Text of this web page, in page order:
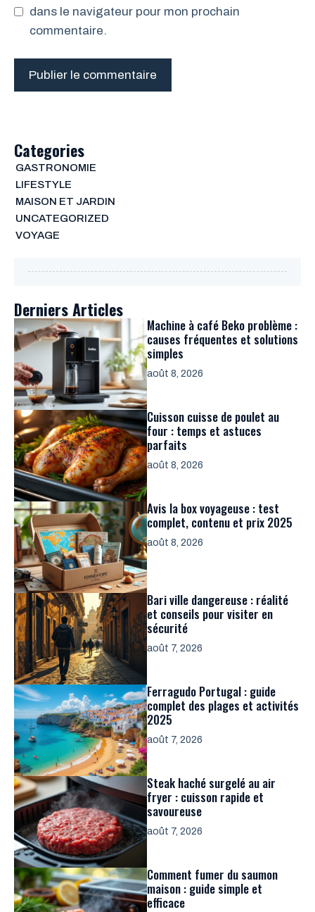
dans le navigateur pour mon prochain
commentaire.
Categories
GASTRONOMIE
LIFESTYLE
MAISON ET JARDIN
UNCATEGORIZED
VOYAGE
Derniers Articles
Machine à café Beko problème :
causes fréquentes et solutions
simples
août 8, 2026
Cuisson cuisse de poulet au
four : temps et astuces
parfaits
août 8, 2026
Avis la box voyageuse : test
complet, contenu et prix 2025
août 8, 2026
Bari ville dangereuse : réalité
et conseils pour visiter en
sécurité
août 7, 2026
Ferragudo Portugal : guide
complet des plages et activités
2025
août 7, 2026
Steak haché surgelé au air
fryer : cuisson rapide et
savoureuse
août 7, 2026
Comment fumer du saumon
maison : guide simple et
efficace